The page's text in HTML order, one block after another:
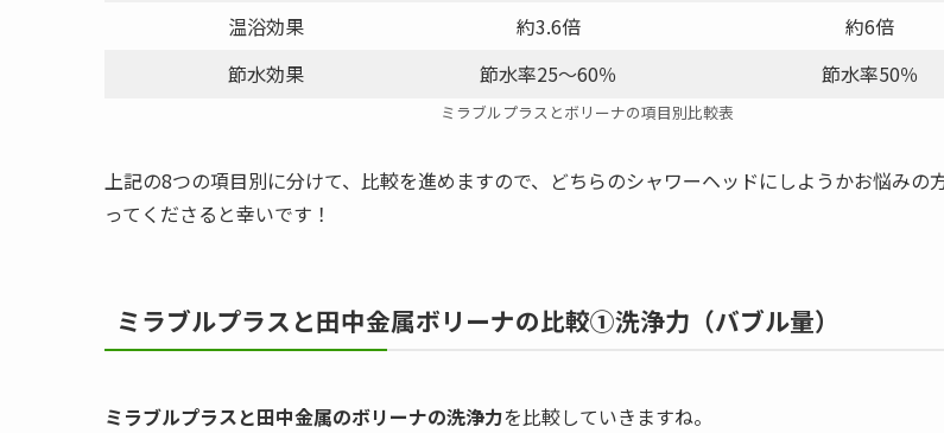
温浴効果
約3.6倍
約6倍
節水効果
節水率25〜60％ 節水率50％
ミラブルプラスとボリーナの項目別比較表
上記の8つの項目別に分けて、比較を進めますので、どちらのシャワーヘッドにしようかお悩みの
ってくださると幸いです！
ミラブルプラスと田中金属ボリーナの比較①洗浄力（バブル量）
ミラブルプラスと田中金属のボリーナの洗浄力を比較していきますね。